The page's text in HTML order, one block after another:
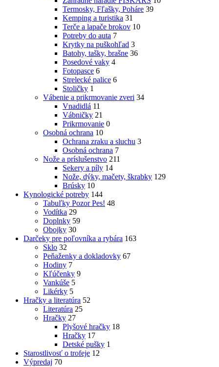
Termosky, Fľašky, Poháre 39
Kemping a turistika 31
Terče a lapače brokov 10
Potreby do auta 7
Krytky na puškohľad 3
Batohy, tašky, brašne 36
Posedové vaky 4
Fotopasce 6
Strelecké palice 6
Stoličky 1
Vábenie a prikrmovanie zveri 34
Vnadidlá 11
Vábničky 21
Prikrmovanie 0
Osobná ochrana 10
Ochrana zraku a sluchu 3
Osobná ochrana 7
Nože a príslušenstvo 211
Sekery a píly 14
Nože, dýky, mačety, škrabky 129
Brúsky 10
Kynologické potreby 144
Tabuľky Pozor Pes! 48
Vodítka 29
Doplnky 59
Obojky 30
Darčeky pre poľovníka a rybára 163
Sklo 32
Peňaženky a dokladovky 67
Hodiny 7
Kľúčenky 9
Vankúše 5
Likérky 5
Hračky a literatúra 52
Literatúra 25
Hračky 27
Plyšové hračky 18
Hračky 17
Detské pušky 1
Starostlivosť o trofeje 12
Výpredaj 70